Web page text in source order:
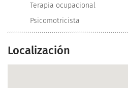
Terapia ocupacional
Psicomotricista
Localización